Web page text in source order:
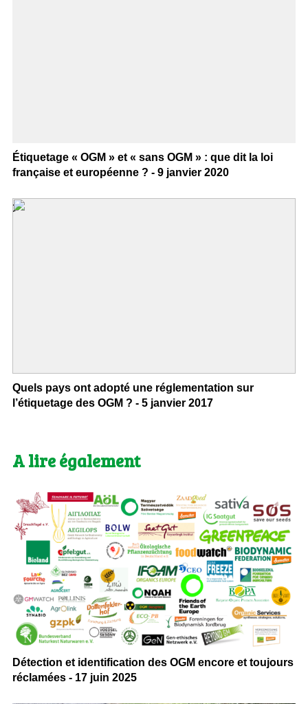
Étiquetage « OGM » et « sans OGM » : que dit la loi
française et européenne ? - 9 janvier 2020
>
Quels pays ont adopté une réglementation sur
l’étiquetage des OGM ? - 5 janvier 2017
A lire également
Détection et identification des OGM encore et toujours
réclamées - 17 juin 2025